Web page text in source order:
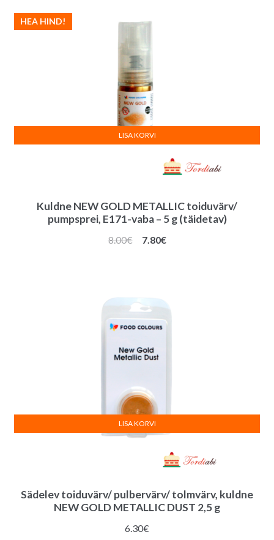
Kuldne NEW GOLD METALLIC toiduvärv/
pumpsprei, E171-vaba – 5 g (täidetav)
HEA HIND!
8.00€
Algne
7.80€Praegune
LISA KORVI
Sädelev toiduvärv/ pulbervärv/ tolmvärv, kuldne
NEW GOLD METALLIC DUST 2,5 g
6.30€
LISA KORVI